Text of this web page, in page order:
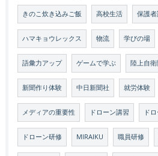
きのこ炊き込みご飯 高校生活 保護
ハマキョウレックス 物流 学びの場
語彙力アップ ゲームで学ぶ 陸上自衛
新聞作り体験 中日新聞社 就労体験
メディアの重要性 ドローン講習 ド
ドローン研修 MIRAIKU 職員研修